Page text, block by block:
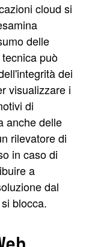
cloud si
delle
può
dei
visualizzare i
di
anche delle
rilevatore di
in caso di
a
dal
blocca.